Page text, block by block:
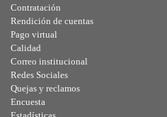
Contratación
Rendición de cuentas
Pago virtual
Calidad
Correo institucional
Redes Sociales
Quejas y reclamos
Encuesta